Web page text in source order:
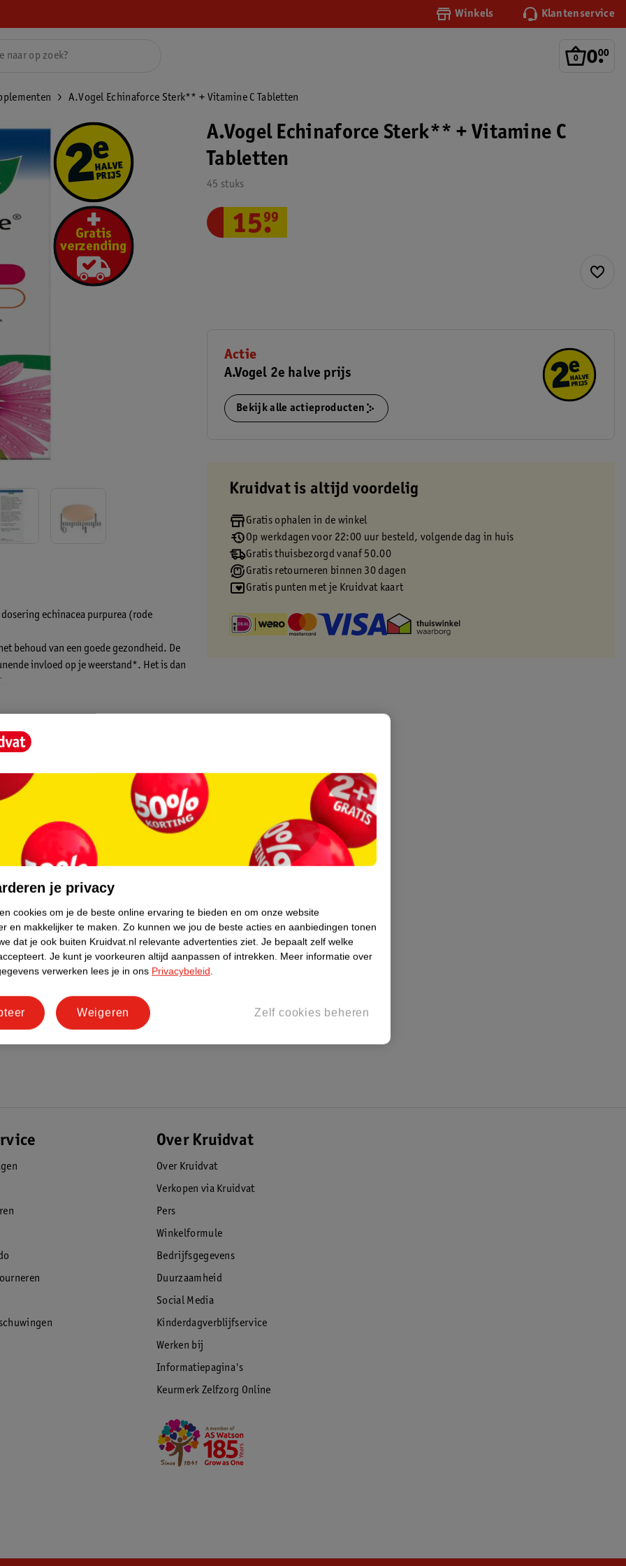
Winkels Klantenservice
0.
00
A.Vogel Echinaforce Sterk** + Vitamine C Tabletten
echinacea purpurea (rode
behoud van een goede gezondheid. De
invloed op je weerstand*. Het is dan
C met een natuurlijke framboossmaak
ecologische A.Vogel tuinen worden de
liefde verzorgd.
mg Echinacea t.o.v. 490 mg in de
A.Vogel Echinaforce Sterk** + Vitamine C
Tabletten
45 stuks
15.
99
Actie
A.Vogel 2e halve prijs
Bekijk alle actieproducten
Kruidvat is altijd voordelig
Gratis ophalen in de winkel
Op werkdagen voor 22:00 uur besteld, volgende dag in huis
Gratis thuisbezorgd vanaf 50.00
Gratis retourneren binnen 30 dagen
Gratis punten met je Kruidvat kaart
Over Kruidvat
Over Kruidvat
Verkopen via Kruidvat
Pers
Winkelformule
Bedrijfsgegevens
Duurzaamheid
Social Media
Kinderdagverblijfservice
Werken bij
Informatiepagina's
Keurmerk Zelfzorg Online
je privacy
cookies om je de beste online ervaring te bieden en om onze website
en makkelijker te maken. Zo kunnen we jou de beste acties en aanbiedingen tonen
dat je ook buiten Kruidvat.nl relevante advertenties ziet. Je bepaalt zelf welke
Je kunt je voorkeuren altijd aanpassen of intrekken. Meer informatie over
verwerken lees je in ons Privacybeleid.
Zelf cookies beheren
Weigeren